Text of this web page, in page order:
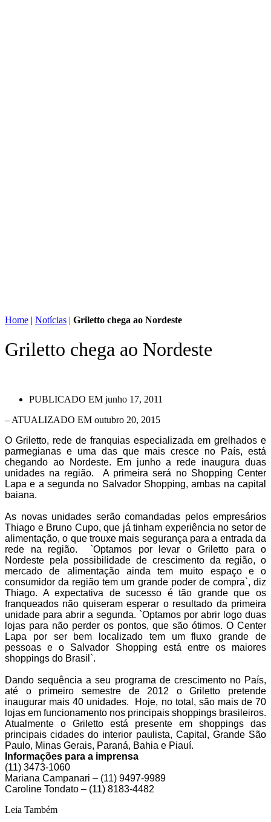
Home | Notícias | Griletto chega ao Nordeste
Griletto chega ao Nordeste
PUBLICADO EM junho 17, 2011
– ATUALIZADO EM outubro 20, 2015
O Griletto, rede de franquias especializada em grelhados e
parmegianas e uma das que mais cresce no País, está
chegando ao Nordeste. Em junho a rede inaugura duas
unidades na região. A primeira será no Shopping Center
Lapa e a segunda no Salvador Shopping, ambas na capital
baiana.
As novas unidades serão comandadas pelos empresários
Thiago e Bruno Cupo, que já tinham experiência no setor de
alimentação, o que trouxe mais segurança para a entrada da
rede na região. `Optamos por levar o Griletto para o
Nordeste pela possibilidade de crescimento da região, o
mercado de alimentação ainda tem muito espaço e o
consumidor da região tem um grande poder de compra`, diz
Thiago. A expectativa de sucesso é tão grande que os
franqueados não quiseram esperar o resultado da primeira
unidade para abrir a segunda. `Optamos por abrir logo duas
lojas para não perder os pontos, que são ótimos. O Center
Lapa por ser bem localizado tem um fluxo grande de
pessoas e o Salvador Shopping está entre os maiores
shoppings do Brasil`.
Dando sequência a seu programa de crescimento no País,
até o primeiro semestre de 2012 o Griletto pretende
inaugurar mais 40 unidades. Hoje, no total, são mais de 70
lojas em funcionamento nos principais shoppings brasileiros.
Atualmente o Griletto está presente em shoppings das
principais cidades do interior paulista, Capital, Grande São
Paulo, Minas Gerais, Paraná, Bahia e Piauí.
Informações para a imprensa
(11) 3473-1060
Mariana Campanari – (11) 9497-9989
Caroline Tondato – (11) 8183-4482
Leia Também